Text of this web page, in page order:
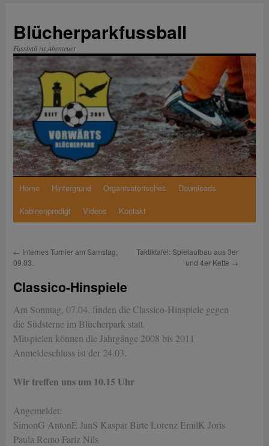
springen
Blücherparkfussball
Fussball ist Abenteuer
Home Hintergrund Organisatorisches
Downloads
Kabinenpredigt
Videos Kontakt
← Internes Turnier am Samstag,
09.03.
Taktiktafel: Spielaufbau aus 3er
und 4er Kette →
Classico-Hinspiele
Am Sonntag, 07.04. finden die Classico-Hinspiele gegen
die Südsterne im Blücherpark statt.
Mitspielen können die Jahrgänge 2008 bis 2011
Anmeldeschluss ist der 24.03.
Wir treffen uns um 10.15 Uhr
Angemeldet:
SimonG AntonE JanS Kaspar Birte Lorenz EmilK Joris
Paula Remo Fariz Nils